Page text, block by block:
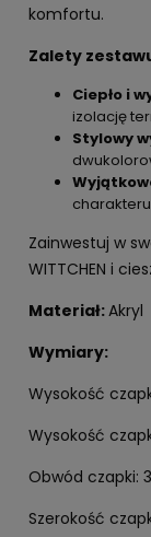
komfortu.
Zalety
Ciepło i
izolację
Stylowy
Zainwestuj w
WITTCHEN i
Materiał:Akryl
Wymiary:
Wysokość
Wysokość
Obwód czapki:
Szerokość